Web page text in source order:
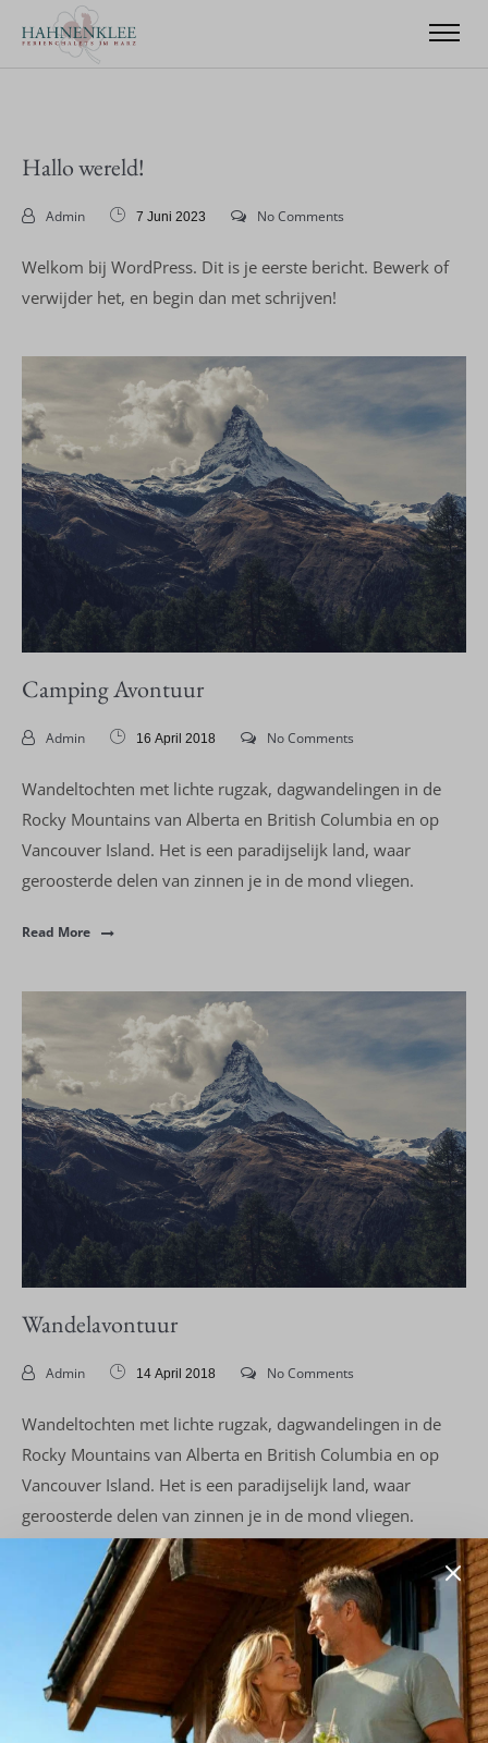
Hallo wereld!
Admin 7 Juni 2023 No Comments
Welkom bij WordPress. Dit is je eerste bericht. Bewerk of
verwijder het, en begin dan met schrijven!
Camping Avontuur
Admin 16 April 2018 No Comments
Wandeltochten met lichte rugzak, dagwandelingen in de
Rocky Mountains van Alberta en British Columbia en op
Vancouver Island. Het is een paradijselijk land, waar
geroosterde delen van zinnen je in de mond vliegen.
Read More
Wandelavontuur
Admin 14 April 2018 No Comments
Wandeltochten met lichte rugzak, dagwandelingen in de
Rocky Mountains van Alberta en British Columbia en op
Vancouver Island. Het is een paradijselijk land, waar
geroosterde delen van zinnen je in de mond vliegen.
AUSZEICHNUNGEN